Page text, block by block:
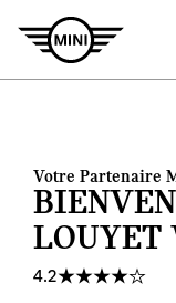
Votre Partenaire
LOUYET
4.2